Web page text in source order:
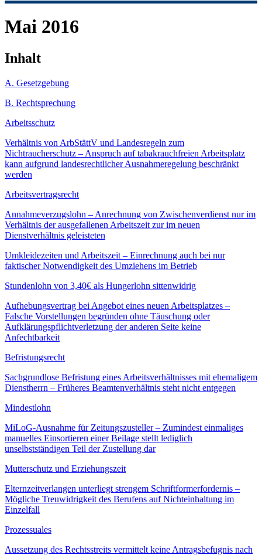
Mai 2016
Inhalt
A. Gesetzgebung
B. Rechtsprechung
Arbeitsschutz
Verhältnis von ArbStättV und Landesregeln zum
Nichtraucherschutz – Anspruch auf tabakrauchfreien Arbeitsplatz
kann aufgrund landesrechtlicher Ausnahmeregelung beschränkt
werden
Arbeitsvertragsrecht
Annahmeverzugslohn – Anrechnung von Zwischenverdienst nur im
Verhältnis der ausgefallenen Arbeitszeit zur im neuen
Dienstverhältnis geleisteten
Umkleidezeiten und Arbeitszeit – Einrechnung auch bei nur
faktischer Notwendigkeit des Umziehens im Betrieb
Stundenlohn von 3,40€ als Hungerlohn sittenwidrig
Aufhebungsvertrag bei Angebot eines neuen Arbeitsplatzes –
Falsche Vorstellungen begründen ohne Täuschung oder
Aufklärungspflichtverletzung der anderen Seite keine
Anfechtbarkeit
Befristungsrecht
Sachgrundlose Befristung eines Arbeitsverhältnisses mit ehemaligem
Dienstherrn – Früheres Beamtenverhältnis steht nicht entgegen
Mindestlohn
MiLoG-Ausnahme für Zeitungszusteller – Zumindest einmaliges
manuelles Einsortieren einer Beilage stellt lediglich
unselbstständigen Teil der Zustellung dar
Mutterschutz und Erziehungszeit
Elternzeitverlangen unterliegt strengem Schriftformerfordernis –
Mögliche Treuwidrigkeit des Berufens auf Nichteinhaltung im
Einzelfall
Prozessuales
Aussetzung des Rechtsstreits vermittelt keine Antragsbefugnis nach